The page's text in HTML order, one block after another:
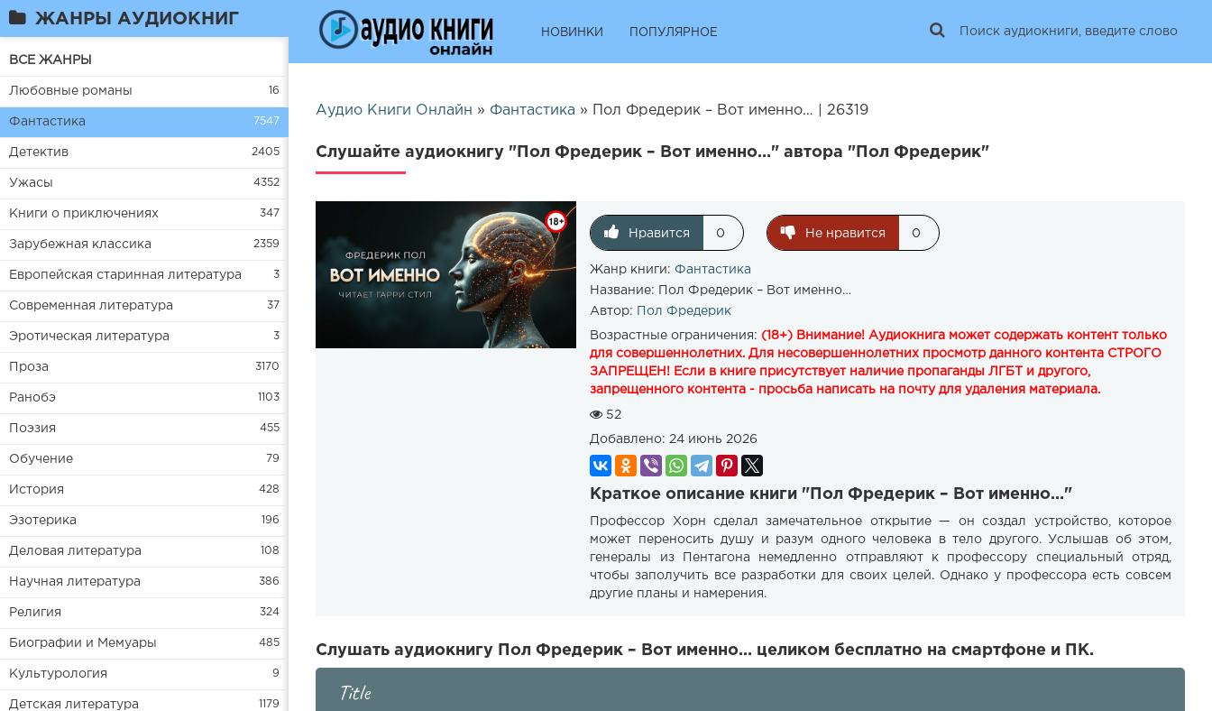
ЖАНРЫ АУДИОКНИГ
ВСЕ ЖАНРЫ
Любовные романы 16
Фантастика 7547
Детектив 2405
Ужасы 4352
Книги о приключениях 347
Зарубежная классика 2359
Европейская старинная литература 3
Современная литература 37
Эротическая литература 3
Проза 3170
Ранобэ 1103
Поэзия 455
Обучение 79
История 428
Эзотерика 196
Деловая литература 108
Научная литература 386
Религия 324
Биографии и Мемуары 485
Культурология 9
Детская литература 1179
НОВИНКИ ПОПУЛЯРНОЕ
Аудио Книги Онлайн » Фантастика » Пол Фредерик – Вот именно… | 26319
Слушайте аудиокнигу "Пол Фредерик – Вот именно…" автора "Пол Фредерик"
Нравится 0 Не нравится 0
Жанр книги:Фантастика
Название:
Пол Фредерик – Вот именно…
Автор:
Пол Фредерик
Возрастные ограничения: (18+) Внимание! Аудиокнига может содержать контент только
для совершеннолетних. Для несовершеннолетних просмотр данного контента СТРОГО
ЗАПРЕЩЕН! Если в книге присутствует наличие пропаганды ЛГБТ и другого,
запрещенного контента - просьба написать на почту для удаления материала.
52
Добавлено: 24 июнь 2026
Краткое описание книги "Пол Фредерик – Вот именно…"
Профессор Хорн сделал замечательное открытие — он создал устройство, которое
может переносить душу и разум одного человека в тело другого. Услышав об этом,
генералы из Пентагона немедленно отправляют к профессору специальный отряд,
чтобы заполучить все разработки для своих целей. Однако у профессора есть совсем
другие планы и намерения.
Слушать аудиокнигу Пол Фредерик – Вот именно… целиком бесплатно на смартфоне и ПК.
Title